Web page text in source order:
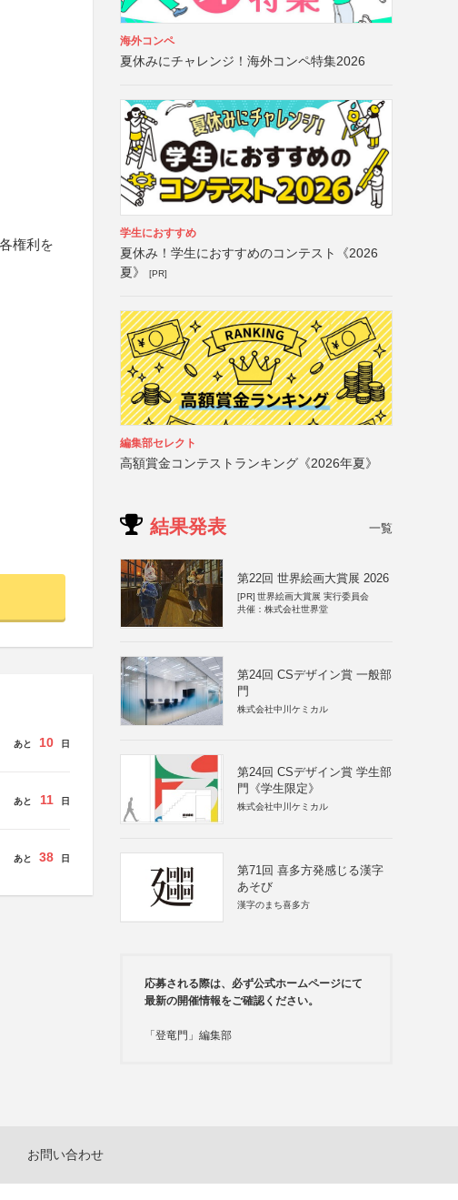
権利を
あと 10 日
あと 11 日
あと 38 日
海外コンペ
夏休みにチャレンジ！海外コンペ特集2026
学生におすすめ
夏休み！学生におすすめのコンテスト《2026
夏》
[PR]
編集部セレクト
高額賞金コンテストランキング《2026年夏》
結果発表 一覧
第22回 世界絵画大賞展 2026
[PR] 世界絵画大賞展 実行委員会
共催：株式会社世界堂
第24回 CSデザイン賞 一般部
門
株式会社中川ケミカル
第24回 CSデザイン賞 学生部
門《学生限定》
株式会社中川ケミカル
第71回 喜多方発感じる漢字
あそび
漢字のまち喜多方
応募される際は、必ず公式ホームページにて
最新の開催情報をご確認ください。
「登竜門」編集部
お問い合わせ